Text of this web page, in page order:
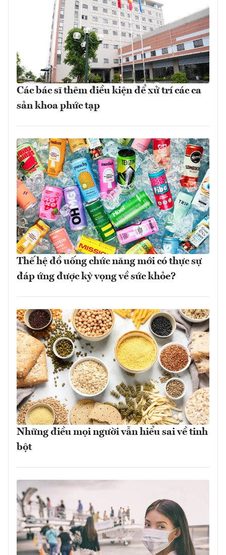
Các bác sĩ thêm điều kiện để xử trí các ca
sản khoa phức tạp
Thế hệ đồ uống chức năng mới có thực sự
đáp ứng được kỳ vọng về sức khỏe?
Những điều mọi người vẫn hiểu sai về tinh
bột